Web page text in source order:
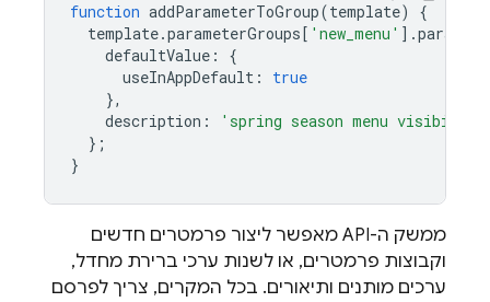
function addParameterToGroup(template)
{
template.parameterGroups [ 'new_menu' ].
defaultValue :
{
useInAppDefault :
true
},
description :
'spring season menu
};
}
ממשק ה-API מאפשר ליצור פרמטרים חדשים
וקבוצות פרמטרים, או לשנות ערכי ברירת מחדל,
ערכים מותנים ותיאורים. בכל המקרים, צריך לפרסם